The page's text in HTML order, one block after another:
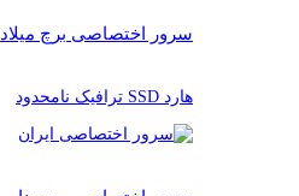
سرور اختصاصی برچ میلاد
هارد SSD ترافیک نامحدود